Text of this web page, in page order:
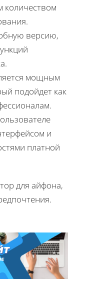
количеством
версию,
мощным
подойдет как
и
платной
для айфона,